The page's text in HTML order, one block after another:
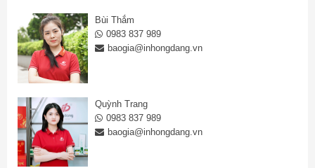
Bùi Thắm
0983 837 989
baogia@inhongdang.vn
Quỳnh Trang
0983 837 989
baogia@inhongdang.vn